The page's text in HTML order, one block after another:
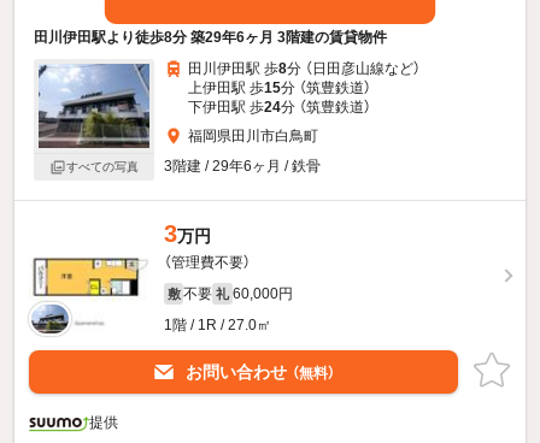
田川伊田駅より徒歩8分 築29年6ヶ月 3階建の賃貸物件
すべての写真
田川伊田駅 歩8分 （日田彦山線など）
上伊田駅 歩15分 （筑豊鉄道）
下伊田駅 歩24分 （筑豊鉄道）
福岡県田川市白鳥町
3階建 / 29年6ヶ月 / 鉄骨
3万円
（管理費不要）
敷 不要 礼 60,000円
1階 / 1R / 27.0㎡
お問い合わせ （無料）
提供